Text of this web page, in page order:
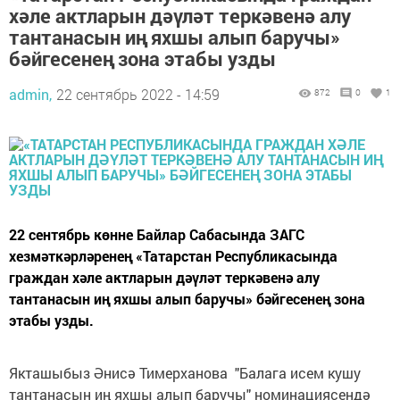
хәле актларын дәүләт теркәвенә алу
тантанасын иң яхшы алып баручы»
бәйгесенең зона этабы узды
admin, 22 сентябрь 2022 - 14:59 872 0 1
22 сентябрь көнне Байлар Сабасында ЗАГС
хезмәткәрләренең «Татарстан Республикасында
граждан хәле актларын дәүләт теркәвенә алу
тантанасын иң яхшы алып баручы» бәйгесенең зона
этабы узды.
Якташыбыз Әнисә Тимерханова "Балага исем кушу
тантанасын иң яхшы алып баручы" номинациясендә